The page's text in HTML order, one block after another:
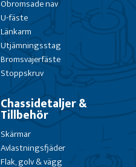
Obromsade nav
U-fäste
Länkarm
Utjämningsstag
Bromsvajerfäste
Stoppskruv
Chassidetaljer &
Tillbehör
Skärmar
Avlastningsfjäder
Flak, golv & vägg